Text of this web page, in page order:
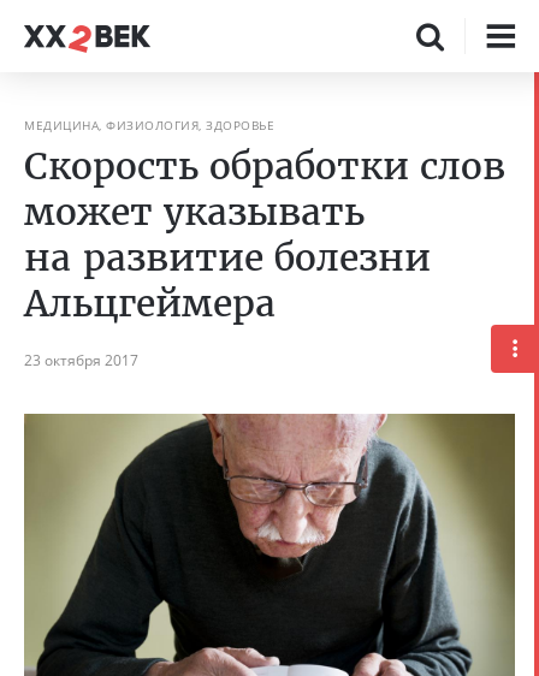
МЕДИЦИНА, ФИЗИОЛОГИЯ, ЗДОРОВЬЕ
Скорость обработки слов
может указывать
на развитие болезни
Альцгеймера
23 октября 2017